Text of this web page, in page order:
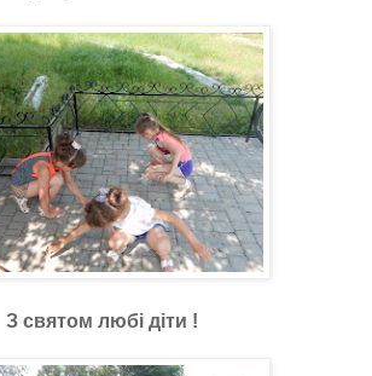
З святом любі діти !